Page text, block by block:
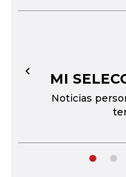
MI
Noticias
←